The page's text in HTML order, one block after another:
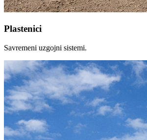
Plastenici
Savremeni uzgojni sistemi.